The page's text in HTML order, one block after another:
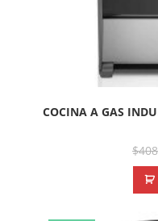
COCINA A GAS
$